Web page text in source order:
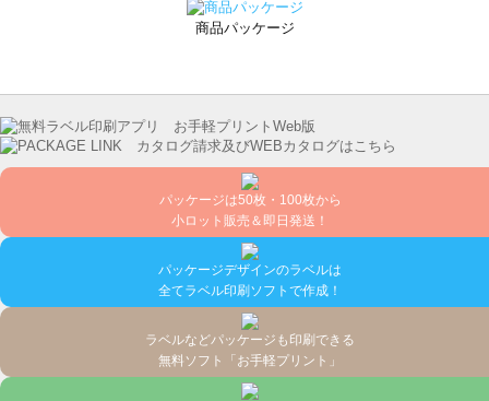
商品パッケージ
パッケージは50枚・100枚から
小ロット販売＆即日発送！
パッケージデザインのラベルは
全てラベル印刷ソフトで作成！
ラベルなどパッケージも印刷できる
無料ソフト「お手軽プリント」